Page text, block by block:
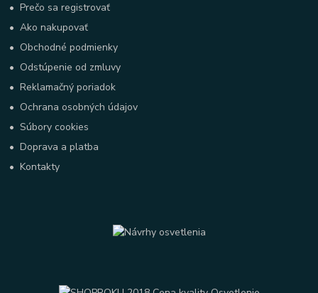
•Prečo sa registrovať
•Ako nakupovať
• Obchodné podmienky
• Odstúpenie od zmluvy
•Reklamačný poriadok
• Ochrana osobných údajov
•Súbory cookies
•Doprava a platba
•Kontakty